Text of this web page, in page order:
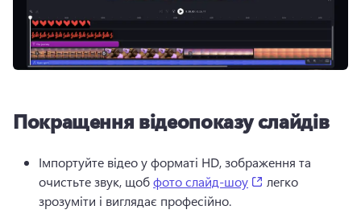
Покращення відеопоказу слайдів
Імпортуйте відео у форматі HD, зображення та
очистьте звук, щоб фото слайд-шоу (opens in a new
легко
зрозуміти і виглядає професійно.